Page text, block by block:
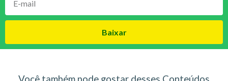
Baixar